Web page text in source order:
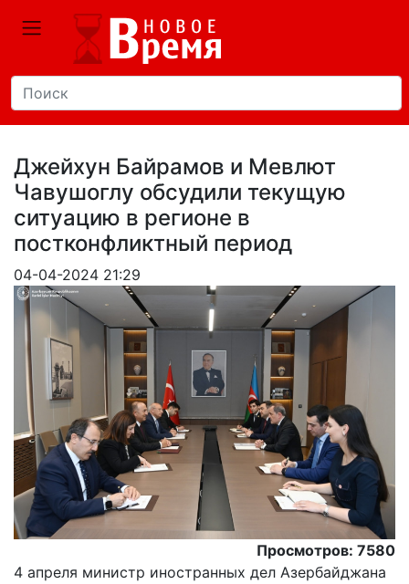
Джейхун Байрамов и Мевлют
Чавушоглу обсудили текущую
ситуацию в регионе в
постконфликтный период
04-04-2024 21:29
Просмотров: 7580
4 апреля министр иностранных дел Азербайджана